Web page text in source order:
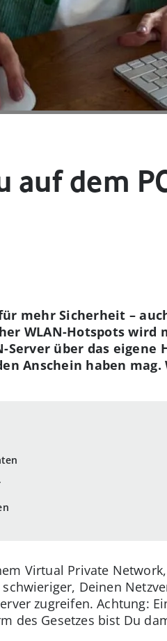
auf dem
mehr Sicherheit –
WLAN-Hotspots
Server über das
Anschein haben
Virtual Private
Deinen
zugreifen. Achtung:
des Gesetzes bist Du